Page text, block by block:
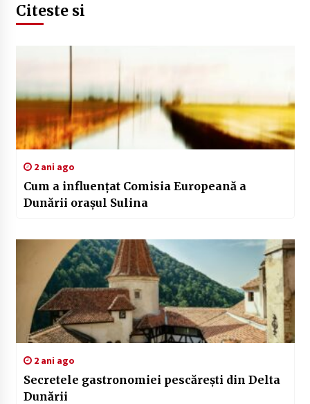
Citeste si
2 ani ago
Cum a influențat Comisia Europeană a
Dunării orașul Sulina
2 ani ago
Secretele gastronomiei pescărești din Delta
Dunării